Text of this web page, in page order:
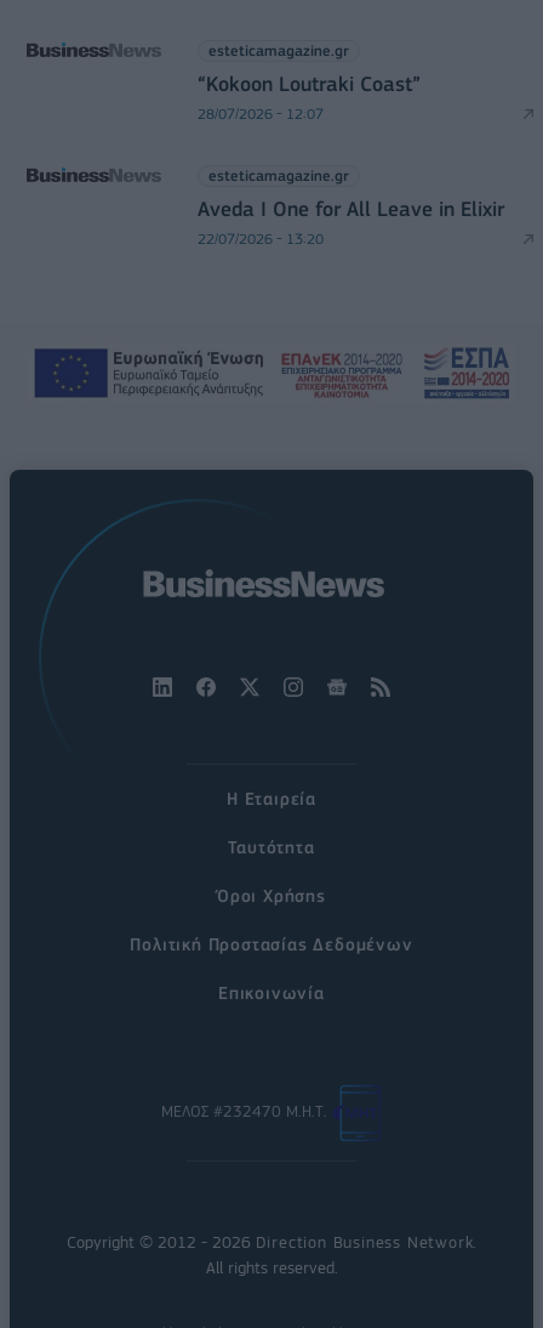
esteticamagazine.gr
“Kokoon Loutraki Coast”
28/07/2026 - 12:07
esteticamagazine.gr
Aveda I One for All Leave in Elixir
22/07/2026 - 13:20
Η Εταιρεία
Ταυτότητα
Όροι Χρήσης
Πολιτική Προστασίας Δεδομένων
Επικοινωνία
ΜΕΛΟΣ #232470 Μ.Η.Τ.
Copyright © 2012 - 2026 Direction Business Network.
All rights reserved.